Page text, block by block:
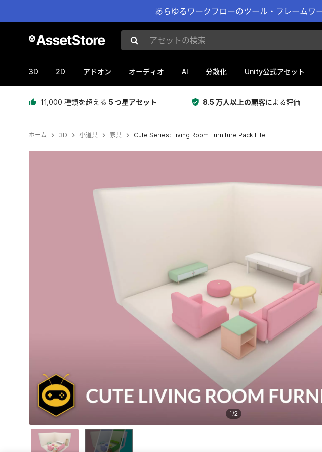
あらゆるワークフローのツール・フレームワ
アセットの検索
3D 2D アドオン オーディオ AI 分散化 Unity公式アセット
11,000 種類を超える 5 つ星アセット 8.5 万人以上の顧客による評価
ホーム 3D 小道具 家具 Cute Series: Living Room Furniture Pack Lite
1/2